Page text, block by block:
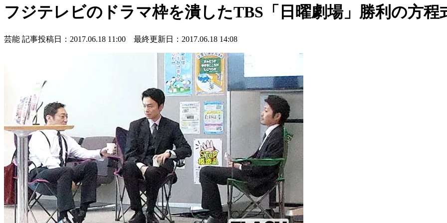
フジテレビのドラマ枠を潰したTBS「日曜劇場」勝利の方程
芸能 記事投稿日：2017.06.18 11:00 最終更新日：2017.06.18 14:08